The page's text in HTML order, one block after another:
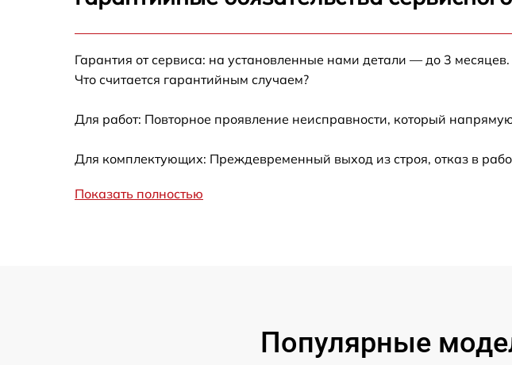
Замена печатной головки Kyocera Ecosys
M2635DN
Замена Wi-Fi Kyocera Ecosys M2635DN
Замена вала Kyocera Ecosys M2635DN
Гарантия от сервиса: на установленные нами детали — до 3 месяцев.
Что считается гарантийным случаем?
Для работ: Повторное проявление неисправности, который
Для комплектующих: Преждевременный выход из строя, отказ в
Показать полностью
Популярные